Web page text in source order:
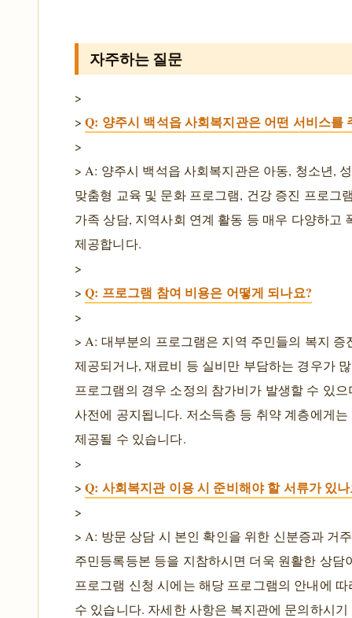
자주하는 질문
>
>Q: 양주시 백석읍 사회복지관은 어떤 서비스를
>
> A: 양주시 백석읍 사회복지관은 아동, 청소년,
맞춤형 교육 및 문화 프로그램, 건강 증진 프로그
가족 상담, 지역사회 연계 활동 등 매우 다양하고
제공합니다.
>
>Q: 프로그램 참여 비용은 어떻게 되나요?
>
> A: 대부분의 프로그램은 지역 주민들의 복지 증
제공되거나, 재료비 등 실비만 부담하는 경우가
프로그램의 경우 소정의 참가비가 발생할 수 있
사전에 공지됩니다. 저소득층 등 취약 계층에게
제공될 수 있습니다.
>
>Q: 사회복지관 이용 시 준비해야 할 서류가 있
>
> A: 방문 상담 시 본인 확인을 위한 신분증과 거
주민등록등본 등을 지참하시면 더욱 원활한 상담
프로그램 신청 시에는 해당 프로그램의 안내에
수 있습니다. 자세한 사항은 복지관에 문의하시